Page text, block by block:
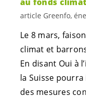
article Greenfo,
Le 8 mars,
climat et
En disant Oui à
la Suisse
des mesures